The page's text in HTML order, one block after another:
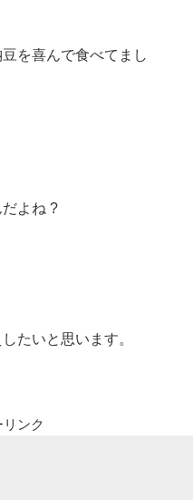
を喜んで食べてまし
よね ?
たいと思います。
リンク